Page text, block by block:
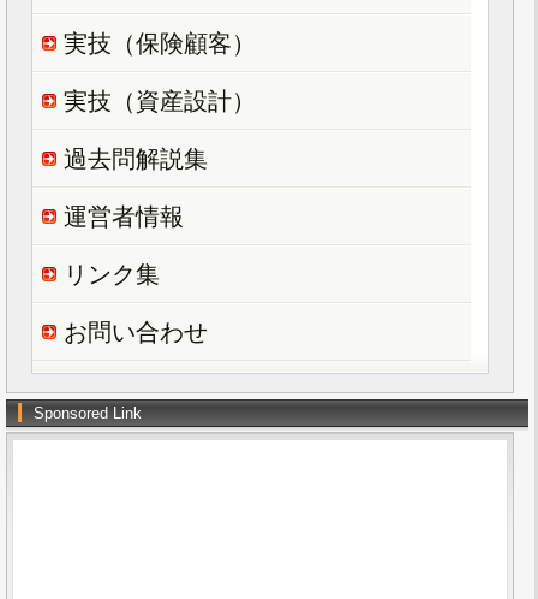
実技（保険顧客）
実技（資産設計）
過去問解説集
運営者情報
リンク集
お問い合わせ
Sponsored Link